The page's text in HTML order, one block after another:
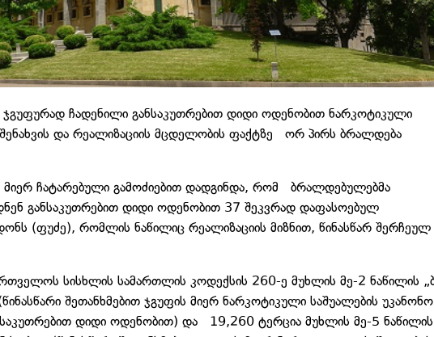
ჩადენილი განსაკუთრებით დიდი ოდენობით ნარკოტიკული
შენახვის და რეალიზაციის მცდელობის ფაქტზე ორ პირს ბრალდება
მიერ ჩატარებული გამოძიებით დადგინდა, რომ ბრალდებულებმა
განსაკუთრებით დიდი ოდენობით 37 შეკვრად დაფასოებულ
(ფუძე), რომლის ნაწილიც რეალიზაციის მიზნით, წინასწარ შერჩეულ
სისხლის სამართლის კოდექსის 260-ე მუხლის მე-2 ნაწილის
შეთანხმებით ჯგუფის მიერ ნარკოტიკული საშუალების უკანონო
დიდი ოდენობით) და 19,260 ტერცია მუხლის მე-5 ნაწილის